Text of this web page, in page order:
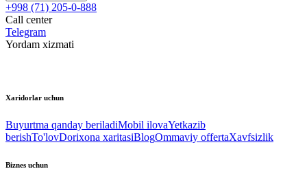
+998 (71) 205-0-888
Call center
Telegram
Yordam xizmati
Xaridorlar uchun
Buyurtma qanday beriladiMobil ilovaYetkazib
berishTo'lovDorixona xaritasiBlogOmmaviy offertaXavfsizlik
Biznes uchun